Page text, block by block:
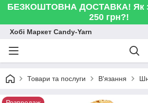
БЕЗКОШТОВНА ДОСТАВКА! Як
250 грн?!
Хобі Маркет Candy-Yarn
Товари та послуги В'язання